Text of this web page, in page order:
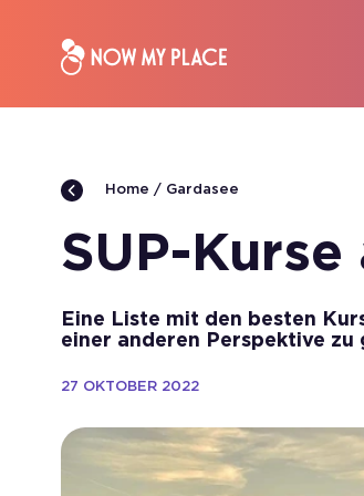
Home Gardasee
SUP-
Eine Liste mit den besten
einer anderen Perspektive zu
27 OKTOBER 2022